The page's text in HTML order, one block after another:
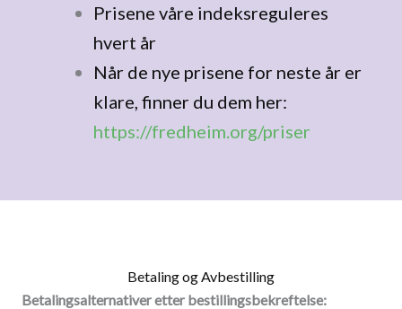
Prisene våre indeksreguleres
hvert år
Når de nye prisene for neste år er
klare, finner du dem her:
https://fredheim.org/priser
Betaling og Avbestilling
Betalingsalternativer etter bestillingsbekreftelse: